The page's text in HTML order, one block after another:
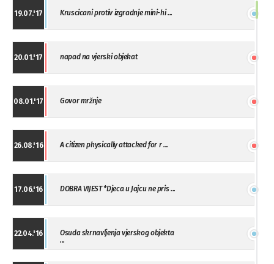
19.07.'17 Kruscicani protiv izgradnje mini-hi ...
20.01.'17 napad na vjerski objekat
08.01.'17 Govor mržnje
26.08.'16 A citizen physically attacked for r ...
17.06.'16 DOBRA VIJEST *Djeca u Jajcu ne pris ...
22.04.'16
Osuda skrnavljenja vjerskog objekta
...